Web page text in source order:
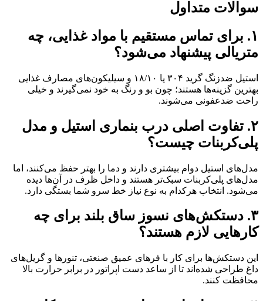
سوالات متداول
۱. برای تماس مستقیم با مواد غذایی، چه
متریالی پیشنهاد می‌شود؟
استیل ضدزنگ گرید ۳۰۴ یا ۱۸/۱۰ و سیلیکون‌های مصارف غذایی
بهترین گزینه‌ها هستند؛ چون بو و رنگ به خود نمی‌گیرند و خیلی
راحت ضدعفونی می‌شوند.
۲. تفاوت اصلی درب بنماری استیل و مدل
پلی‌کربنات چیست؟
مدل‌های استیل دوام بیشتری دارند و دما را بهتر حفظ می‌کنند، اما
مدل‌های پلی‌کربنات سبک‌تر هستند و داخل ظرف در آن‌ها دیده
می‌شود. انتخاب هرکدام به نوع نیاز خط سرو شما بستگی دارد.
۳. دستکش‌های نسوز ساق بلند برای چه
کارهایی لازم هستند؟
این دستکش‌ها برای کار با فرهای عمیق صنعتی، تنورها و گریل‌های
داغ طراحی شده‌اند تا از ساعد دست اپراتور در برابر حرارت بالا
محافظت کنند.